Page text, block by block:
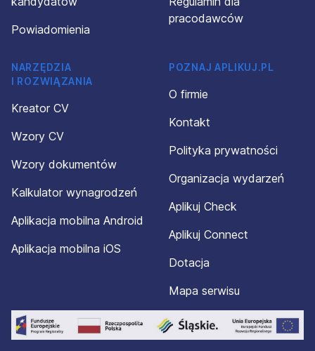
Powiadomienia
pracodawców
NARZĘDZIA
I ROZWIĄZANIA
Kreator CV
Wzory CV
Wzory dokumentów
Kalkulator wynagrodzeń
Aplikacja mobilna Android
Aplikacja mobilna iOS
POZNAJ APLIKUJ.PL
O firmie
Kontakt
Polityka prywatności
Organizacja wydarzeń
Aplikuj Check
Aplikuj Connect
Dotacja
Mapa serwisu